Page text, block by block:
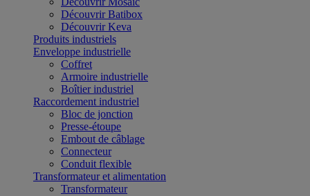
Découvrir Batibox
Découvrir Keva
Produits industriels
Enveloppe industrielle
Coffret
Armoire industrielle
Boîtier industriel
Raccordement industriel
Bloc de jonction
Presse-étoupe
Embout de câblage
Connecteur
Conduit flexible
Transformateur et alimentation
Transformateur